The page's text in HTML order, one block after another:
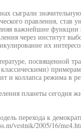
сыграли
правления, став
важнейшие функции
через институт
их
посвященной
и коллапса режима в
планеты сегодня
перехода к
vestnik/2005/16/